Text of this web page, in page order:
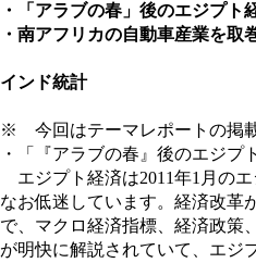
・「アラブの春」後のエジプト
・南アフリカの自動車産業を取
インド統計
※ 今回はテーマレポートの掲
・「『アラブの春』後のエジプ
エジプト経済は2011年1月の
なお低迷しています。経済改革
で、マクロ経済指標、経済政策
が明快に解説されていて、エジ